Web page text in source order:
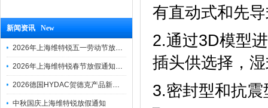
新闻资讯 New
2026年上海维特锐五一劳动节放假通知
2026年上海维特锐春节放假通知及调班安排
2026德国HYDAC贺德克产品新到一批现货
中秋国庆上海维特锐放假通知
有直动式和先
2.通过3D模型
插头供选择，
3.密封型和抗